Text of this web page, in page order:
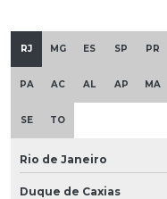
RJ MG ES SP PR
PA AC AL AP MA
SE TO
Rio de Janeiro
Duque de Caxias